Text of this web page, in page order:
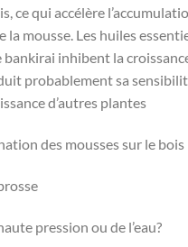
ce qui accélère
la mousse. Les huiles
bankirai inhibent la
probablement sa
d’autres plantes
des mousses sur le bois
pression ou de l’eau?